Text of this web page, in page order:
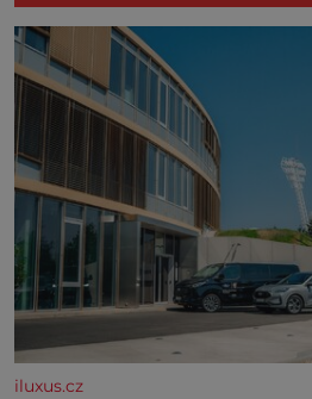
iluxus.cz